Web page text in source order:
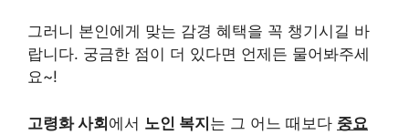
그러니 본인에게 맞는 감경 혜택을 꼭 챙기시길 바
랍니다. 궁금한 점이 더 있다면 언제든 물어봐주세
요~!
고령화 사회에서 노인 복지는 그 어느 때보다 중요